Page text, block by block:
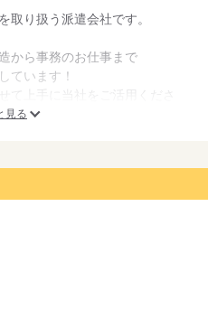
取り扱う派遣会社です。
から事務のお仕事まで
ています！
て上手に当社をご活用くださ
見る